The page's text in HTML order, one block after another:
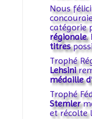
Nous
catégorie
régionale.
titres
Trophé
Lehsini
médaille
Trophé
Stemler
et récolte